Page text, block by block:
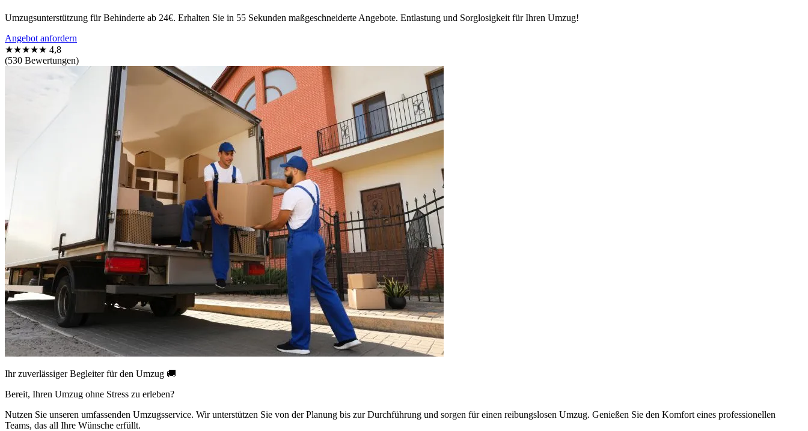
Umzugsunterstützung für Behinderte ab 24€. Erhalten Sie in 55 Sekunden maßgeschneiderte Angebote. Entlastung und Sorglosigkeit für Ihren Umzug!
Angebot anfordern
★★★★★ 4,8
(530 Bewertungen)
Ihr zuverlässiger Begleiter für den Umzug 🚚
Bereit, Ihren Umzug ohne Stress zu erleben?
Nutzen Sie unseren umfassenden Umzugsservice. Wir unterstützen Sie von der Planung bis zur Durchführung und sorgen für einen reibungslosen Umzug. Genießen Sie den Komfort eines professionellen
Teams, das all Ihre Wünsche erfüllt.